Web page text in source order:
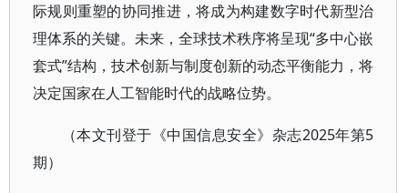
际规则重塑的协同推进，将成为构建数字时代新型治
理体系的关键。未来，全球技术秩序将呈现“多中心嵌
套式”结构，技术创新与制度创新的动态平衡能力，将
决定国家在人工智能时代的战略位势。
（本文刊登于《中国信息安全》杂志2025年第5
期）